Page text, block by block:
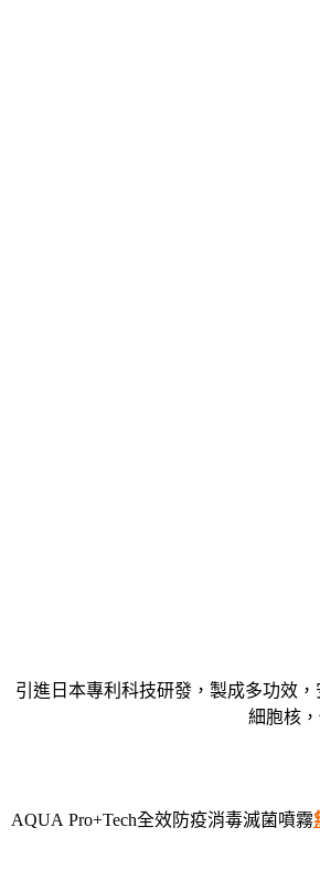
引進日本專利科技研發，製成多功效
細胞核
AQUA Pro+Tech全效防疫消毒滅菌噴霧